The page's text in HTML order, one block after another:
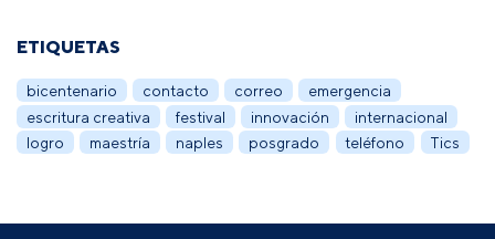
ETIQUETAS
bicentenario contacto correo
emergencia
escritura creativa
festival innovación
internacional
logro
maestría naples posgrado teléfono Tics